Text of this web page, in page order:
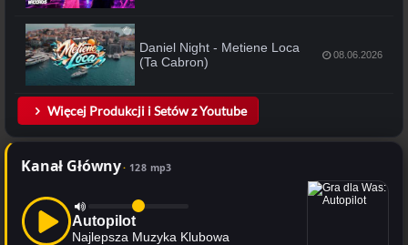
Daniel Night - Metiene Loca
(Ta Cabron)
08.06.2026
Więcej Produkcji i Setów z Youtube
Kanał Główny 128 mp3
Autopilot
Najlepsza Muzyka Klubowa